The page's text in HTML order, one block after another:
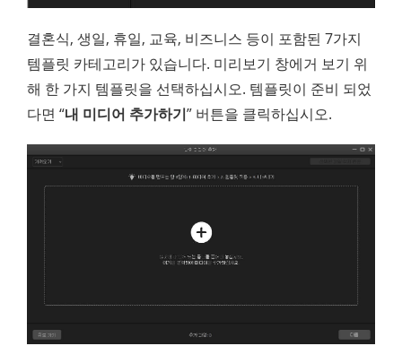
결혼식, 생일, 휴일, 교육, 비즈니스 등이 포함된 7가지
템플릿 카테고리가 있습니다. 미리보기 창에거 보기 위
해 한 가지 템플릿을 선택하십시오. 템플릿이 준비 되었
다면 “내 미디어 추가하기” 버튼을 클릭하십시오.